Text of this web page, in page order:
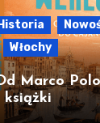
Historia
Włochy
Marco
książki